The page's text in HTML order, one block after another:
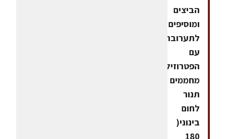
הביצים
ומוסיפים
לתערובת
עם
הפטרוזיליה.
מחממים
תנור
לחום
בינוני(
180